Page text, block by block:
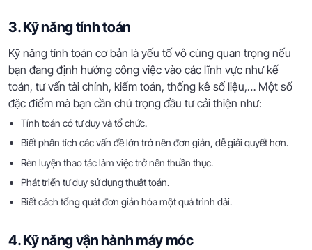
3. Kỹ năng tính toán
Kỹ năng tính toán cơ bản là yếu tố vô cùng quan trọng nếu
bạn đang định hướng công việc vào các lĩnh vực như kế
toán, tư vấn tài chính, kiểm toán, thống kê số liệu,… Một số
đặc điểm mà bạn cần chú trọng đầu tư cải thiện như:
Tính toán có tư duy và tổ chức.
Biết phân tích các vấn đề lớn trở nên đơn giản, dễ giải quyết hơn.
Rèn luyện thao tác làm việc trở nên thuần thục.
Phát triển tư duy sử dụng thuật toán.
Biết cách tổng quát đơn giản hóa một quá trình dài.
4. Kỹ năng vận hành máy móc